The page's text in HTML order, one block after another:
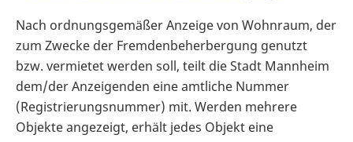
Nach ordnungsgemäßer Anzeige von Wohnraum, der
zum Zwecke der Fremdenbeherbergung genutzt
bzw. vermietet werden soll, teilt die Stadt Mannheim
dem/der Anzeigenden eine amtliche Nummer
(Registrierungsnummer) mit. Werden mehrere
Objekte angezeigt, erhält jedes Objekt eine